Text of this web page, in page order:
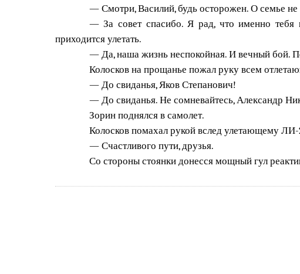
— Смотри, Василий, будь осторожен. О семье не
— За совет спасибо. Я рад, что именно тебя
приходится улетать.
— Да, наша жизнь неспокойная. И вечный бой.
Колосков на прощанье пожал руку всем
— До свиданья, Яков Степанович!
— До свиданья. Не сомневайтесь, Александр
Зорин поднялся в самолет.
Колосков помахал рукой вслед улетающему
— Счастливого пути, друзья.
Со стороны стоянки донесся мощный гул